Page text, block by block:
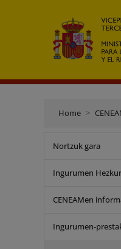
Home
Nortzuk gara
Ingurumen
CENEAMen
Ingurumen-